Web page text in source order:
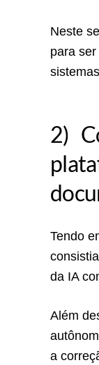
Neste
para
2)
Tendo
da IA
Além
a